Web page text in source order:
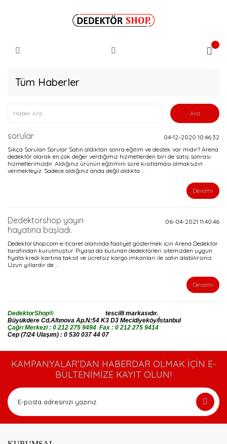
Tüm Haberler
sorular
04-12-2020 10:46:32
Sıkça Sorulan Sorular Satın aldıktan sonra eğitim ve destek var mıdır? Arena
dedektör olarak en çok değer verdiğimiz hizmetlerden biri de satış sonrası
hizmetlerimizdir. Aldığınız ürünün eğitimini süre kısıtlaması olmaksızın
vermekteyiz. Sadece aldığınız anda değil aldıkta ...
Devamı
Dedektorshop yayın
hayatına başladı.
06-04-2021 11:40:46
Dedektorshop.com e-ticaret alanında faaliyet göstermek için Arena Dedektör
tarafından kurulmuştur. Piyasa da bulunan dedektörleri sitemizden uygun
fiyata kredi kartına taksit ve ücretsiz kargo imkanları ile satın alabilirsiniz.
Uzun yıllardır de ...
Devamı
DedektorShop®
tescilli markasıdır.
Büyükdere Cd.Altınova Ap.N:54 K3 D3 Mecidiyeköy/İstanbul
Çağrı Merkezi : 0 212 275 9494 Fax : 0 212 275 9414
Cep (7/24 Ulaşım) : 0 530 037 44 07
KAMPANYALAR’DAN HABERDAR OLMAK İÇİN E-
BÜLTENİMİZE KAYIT OLUN!